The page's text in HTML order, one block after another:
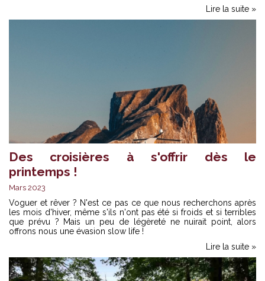
Lire la suite »
Des croisières à s'offrir dès le
printemps !
Mars 2023
Voguer et rêver ? N'est ce pas ce que nous recherchons après
les mois d'hiver, même s'ils n'ont pas été si froids et si terribles
que prévu ? Mais un peu de légèreté ne nuirait point, alors
offrons nous une évasion slow life !
Lire la suite »